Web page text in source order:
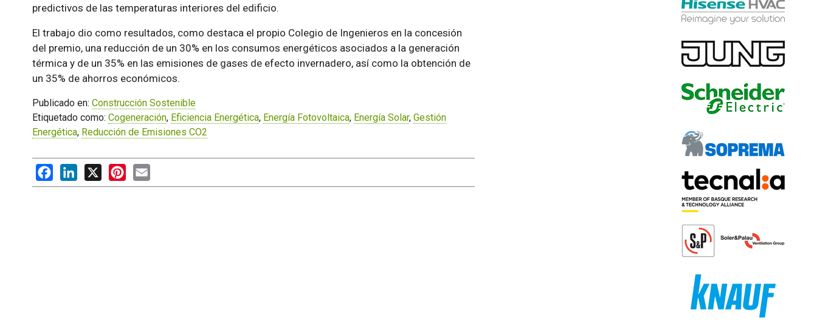
predictivos de las temperaturas interiores del edificio.
El trabajo dio como resultados, como destaca el propio Colegio de Ingenieros en la concesión
del premio, una reducción de un 30% en los consumos energéticos asociados a la generación
térmica y de un 35% en las emisiones de gases de efecto invernadero, así como la obtención de
un 35% de ahorros económicos.
Publicado en: Construcción Sostenible
Etiquetado como: Cogeneración, Eficiencia Energética, Energía Fotovoltaica, Energía Solar, Gestión
Energética, Reducción de Emisiones CO2
FacebookLinkedIn
X PinterestEmail